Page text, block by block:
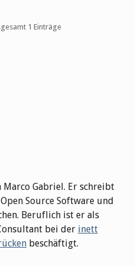
1 Einträge
Gabriel. Er schreibt
Source Software und
Beruflich ist er als
bei der inett
beschäftigt.